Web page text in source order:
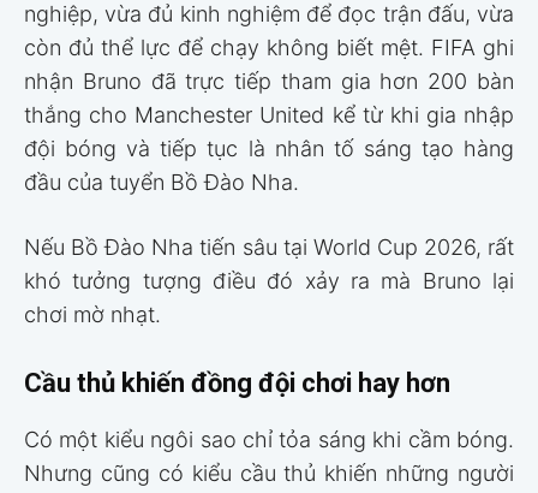
nghiệp, vừa đủ kinh nghiệm để đọc trận đấu, vừa
còn đủ thể lực để chạy không biết mệt. FIFA ghi
nhận Bruno đã trực tiếp tham gia hơn 200 bàn
thắng cho Manchester United kể từ khi gia nhập
đội bóng và tiếp tục là nhân tố sáng tạo hàng
đầu của tuyển Bồ Đào Nha.
Nếu Bồ Đào Nha tiến sâu tại World Cup 2026, rất
khó tưởng tượng điều đó xảy ra mà Bruno lại
chơi mờ nhạt.
Cầu thủ khiến đồng đội chơi hay hơn
Có một kiểu ngôi sao chỉ tỏa sáng khi cầm bóng.
Nhưng cũng có kiểu cầu thủ khiến những người